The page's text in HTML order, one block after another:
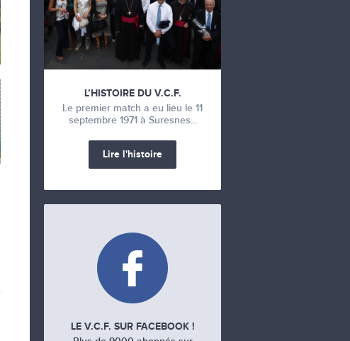
L’HISTOIRE DU V.C.F.
Le premier match a eu lieu le 11
septembre 1971 à Suresnes...
Lire l'histoire
LE V.C.F. SUR FACEBOOK !